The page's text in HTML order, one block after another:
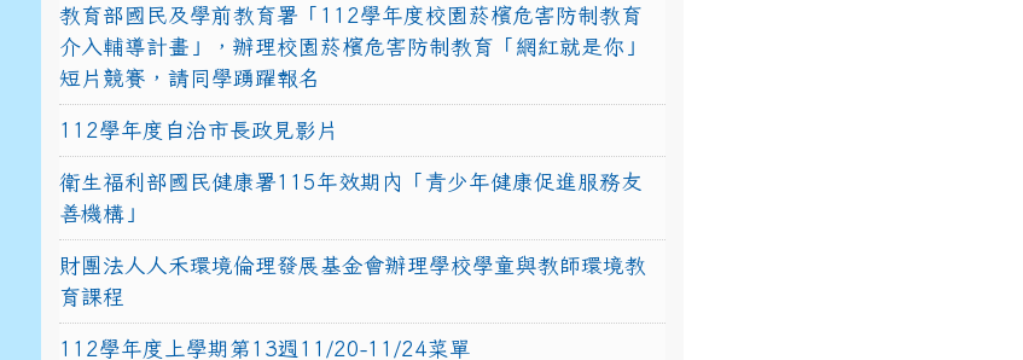
教育部國民及學前教育署「112學年度校園菸檳危害防制教育
介入輔導計畫」，辦理校園菸檳危害防制教育「網紅就是你」
短片競賽，請同學踴躍報名
112學年度自治市長政見影片
衛生福利部國民健康署115年效期內「青少年健康促進服務友
善機構」
財團法人人禾環境倫理發展基金會辦理學校學童與教師環境教
育課程
112學年度上學期第13週11/20-11/24菜單